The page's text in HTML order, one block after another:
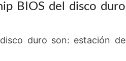
BIOS del disco duro
duro son: estación de